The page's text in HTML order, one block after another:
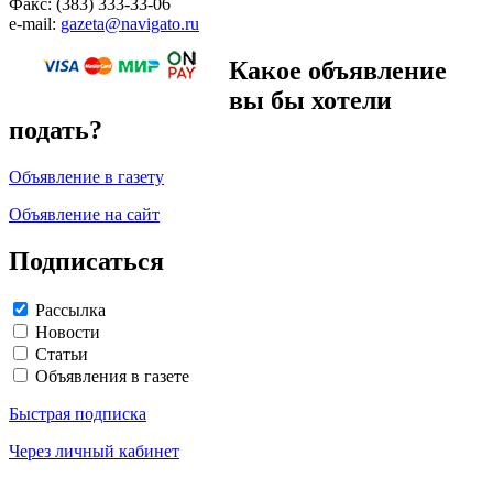
Факс: (383) 333-33-06
e-mail: gazeta@navigato.ru
Какое объявление
вы бы хотели
подать?
Объявление в газету
Объявление на сайт
Подписаться
Рассылка
Новости
Статьи
Объявления в газете
Быстрая подписка
Через личный кабинет